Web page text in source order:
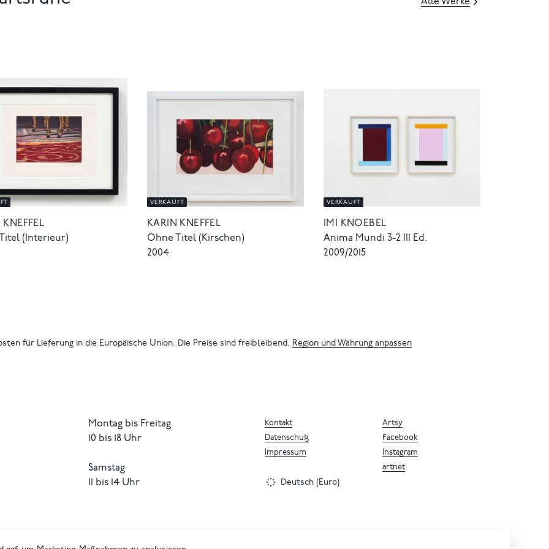
Alle Werke
(Interieur)
VERKAUFT
KARIN KNEFFEL
Ohne Titel (Kirschen)
2004
VERKAUFT
IMI KNOEBEL
Anima Mundi 3-2 III Ed.
2009/2015
für Lieferung in die Europäische Union. Die Preise sind freibleibend. Region und Währung anpassen
Montag bis Freitag
10 bis 18 Uhr
Samstag
11 bis 14 Uhr
Artsy
Facebook
Instagram
artnet
Kontakt
Datenschutz
Impressum
Deutsch (Euro)